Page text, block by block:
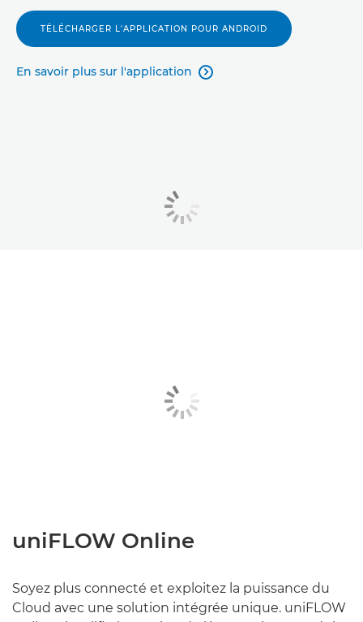
TÉLÉCHARGER L'APPLICATION POUR ANDROID
En savoir plus sur l'application 
uniFLOW Online
Soyez plus connecté et exploitez la puissance du
Cloud avec une solution intégrée unique. uniFLOW